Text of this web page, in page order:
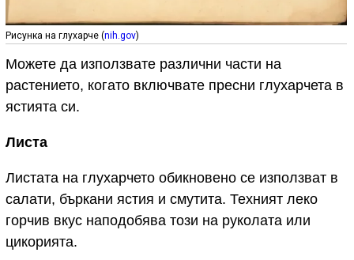
Рисунка на глухарче (nih.gov)
Можете да използвате различни части на
растението, когато включвате пресни глухарчета в
ястията си.
Листа
Листата на глухарчето обикновено се използват в
салати, бъркани ястия и смутита. Техният леко
горчив вкус наподобява този на руколата или
цикорията.